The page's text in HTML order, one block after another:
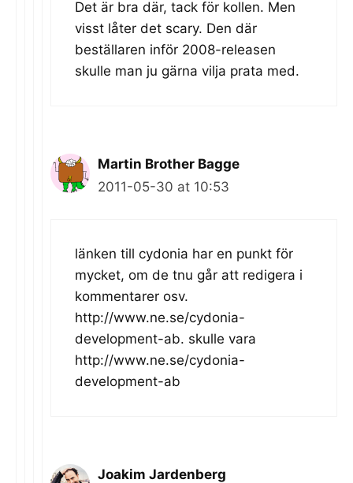
Det är bra där, tack för kollen. Men
visst låter det scary. Den där
beställaren inför 2008-releasen
skulle man ju gärna vilja prata med.
Martin Brother Bagge
2011-05-30 at 10:53
länken till cydonia har en punkt för
mycket, om de tnu går att redigera i
kommentarer osv.
http://www.ne.se/cydonia-
development-ab. skulle vara
http://www.ne.se/cydonia-
development-ab
Joakim Jardenberg